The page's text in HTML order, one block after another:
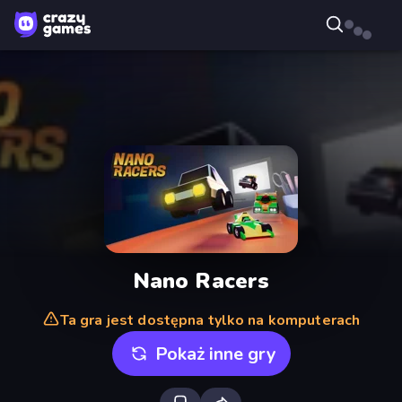
Nano Racers
Ta gra jest dostępna tylko na komputerach
Pokaż inne gry